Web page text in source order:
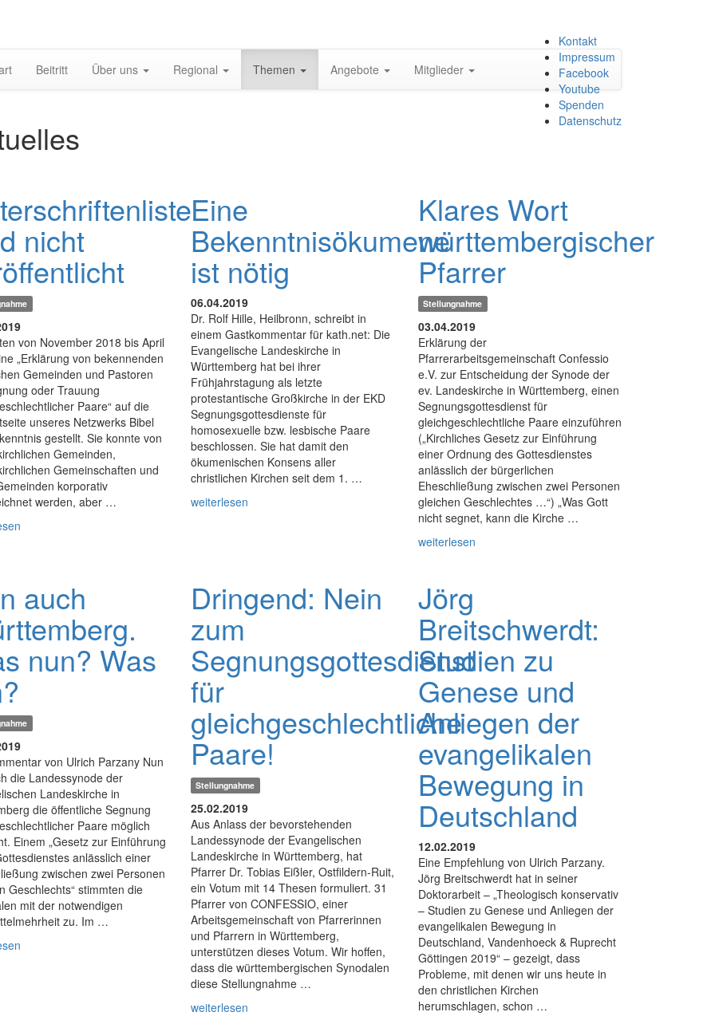
springen
Kontakt
Impressum
Facebook
Youtube
Spenden
Datenschutz
Beitritt Über uns Regional Themen Angebote Mitglieder
nicht
von November 2018 bis April
„Erklärung von bekennenden
Gemeinden und Pastoren
oder Trauung
Paare“ auf die
unseres Netzwerks Bibel
gestellt. Sie konnte von
Gemeinden,
Gemeinschaften und
korporativ
werden, aber …
Eine
Bekenntnisökumene
ist nötig
06.04.2019
Dr. Rolf Hille, Heilbronn, schreibt in
einem Gastkommentar für kath.net: Die
Evangelische Landeskirche in
Württemberg hat bei ihrer
Frühjahrstagung als letzte
protestantische Großkirche in der EKD
Segnungsgottesdienste für
homosexuelle bzw. lesbische Paare
beschlossen. Sie hat damit den
ökumenischen Konsens aller
christlichen Kirchen seit dem 1. …
weiterlesen
Klares Wort
württembergischer
Pfarrer
Stellungnahme
03.04.2019
Erklärung der
Pfarrerarbeitsgemeinschaft Confessio
e.V. zur Entscheidung der Synode der
ev. Landeskirche in Württemberg, einen
Segnungsgottesdienst für
gleichgeschlechtliche Paare einzuführen
(„Kirchliches Gesetz zur Einführung
einer Ordnung des Gottesdienstes
anlässlich der bürgerlichen
Eheschließung zwischen zwei Personen
gleichen Geschlechtes …“) „Was Gott
nicht segnet, kann die Kirche …
weiterlesen
auch
nun? Was
von Ulrich Parzany Nun
die Landessynode der
Landeskirche in
die öffentliche Segnung
Paare möglich
Einem „Gesetz zur Einführung
anlässlich einer
zwischen zwei Personen
Geschlechts“ stimmten die
mit der notwendigen
zu. Im …
Dringend: Nein
zum
Segnungsgottesdienst
für
gleichgeschlechtliche
Paare!
Stellungnahme
25.02.2019
Aus Anlass der bevorstehenden
Landessynode der Evangelischen
Landeskirche in Württemberg, hat
Pfarrer Dr. Tobias Eißler, Ostfildern-Ruit,
ein Votum mit 14 Thesen formuliert. 31
Pfarrer von CONFESSIO, einer
Arbeitsgemeinschaft von Pfarrerinnen
und Pfarrern in Württemberg,
unterstützen dieses Votum. Wir hoffen,
dass die württembergischen Synodalen
diese Stellungnahme …
weiterlesen
Jörg
Breitschwerdt:
Studien zu
Genese und
Anliegen der
evangelikalen
Bewegung in
Deutschland
12.02.2019
Eine Empfehlung von Ulrich Parzany.
Jörg Breitschwerdt hat in seiner
Doktorarbeit – „Theologisch konservativ
– Studien zu Genese und Anliegen der
evangelikalen Bewegung in
Deutschland, Vandenhoeck & Ruprecht
Göttingen 2019“ – gezeigt, dass
Probleme, mit denen wir uns heute in
den christlichen Kirchen
herumschlagen, schon …